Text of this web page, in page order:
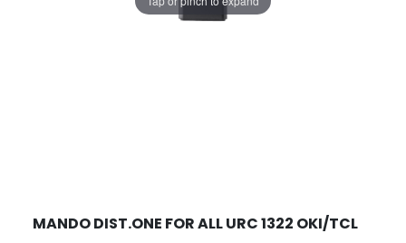
MANDO DIST.ONE FOR ALL URC 1322 OKI/TCL